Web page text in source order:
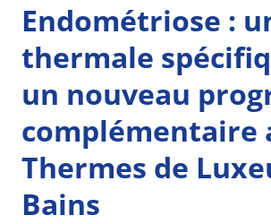
Endométriose :
thermale
un nouveau
complémentaire
Thermes de
Bains